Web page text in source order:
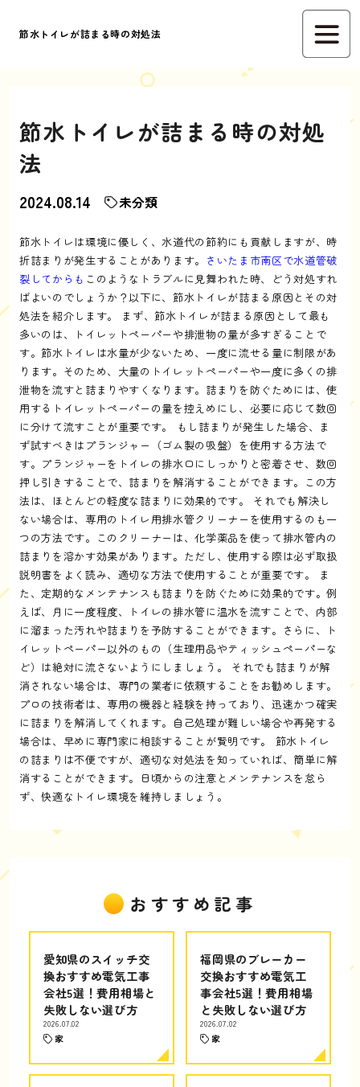
節水トイレが詰まる時の対処法
節水トイレが詰まる時の対処
法
2024.08.14 未分類
節水トイレは環境に優しく、水道代の節約にも貢献しますが、時
折詰まりが発生することがあります。 さいたま市南区で水道管破
裂してからも このようなトラブルに見舞われた時、どう対処すれ
ばよいのでしょうか？以下に、節水トイレが詰まる原因とその対
処法を紹介します。 まず、節水トイレが詰まる原因として最も
多いのは、トイレットペーパーや排泄物の量が多すぎることで
す。節水トイレは水量が少ないため、一度に流せる量に制限があ
ります。そのため、大量のトイレットペーパーや一度に多くの排
泄物を流すと詰まりやすくなります。詰まりを防ぐためには、使
用するトイレットペーパーの量を控えめにし、必要に応じて数回
に分けて流すことが重要です。 もし詰まりが発生した場合、ま
ず試すべきはプランジャー（ゴム製の吸盤）を使用する方法で
す。プランジャーをトイレの排水口にしっかりと密着させ、数回
押し引きすることで、詰まりを解消することができます。この方
法は、ほとんどの軽度な詰まりに効果的です。 それでも解決し
ない場合は、専用のトイレ用排水管クリーナーを使用するのも一
つの方法です。このクリーナーは、化学薬品を使って排水管内の
詰まりを溶かす効果があります。ただし、使用する際は必ず取扱
説明書をよく読み、適切な方法で使用することが重要です。 ま
た、定期的なメンテナンスも詰まりを防ぐために効果的です。例
えば、月に一度程度、トイレの排水管に温水を流すことで、内部
に溜まった汚れや詰まりを予防することができます。さらに、ト
イレットペーパー以外のもの（生理用品やティッシュペーパーな
ど）は絶対に流さないようにしましょう。 それでも詰まりが解
消されない場合は、専門の業者に依頼することをお勧めします。
プロの技術者は、専用の機器と経験を持っており、迅速かつ確実
に詰まりを解消してくれます。自己処理が難しい場合や再発する
場合は、早めに専門家に相談することが賢明です。 節水トイレ
の詰まりは不便ですが、適切な対処法を知っていれば、簡単に解
消することができます。日頃からの注意とメンテナンスを怠ら
ず、快適なトイレ環境を維持しましょう。
おすすめ記事
愛知県のスイッチ交
換おすすめ電気工事
会社5選！費用相場と
失敗しない選び方
2026.07.02
家
福岡県のブレーカー
交換おすすめ電気工
事会社5選！費用相場
と失敗しない選び方
2026.07.02
家